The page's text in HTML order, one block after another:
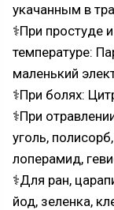
укачанным в
⚕При простуде
температуре:
маленький
⚕При болях:
⚕При
уголь,
лоперамид,
⚕Для ран,
йод, зеленка,